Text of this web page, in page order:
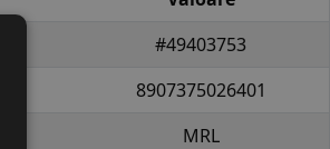
#49403753
8907375026401
MRL